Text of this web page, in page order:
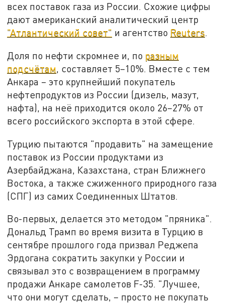
всех поставок газа из России. Схожие цифры
дают американский аналитический центр
"Атлантический совет" и агентство Reuters.
Доля по нефти скромнее и, по разным
подсчётам, составляет 5–10%. Вместе с тем
Анкара – это крупнейший покупатель
нефтепродуктов из России (дизель, мазут,
нафта), на неё приходится около 26–27% от
всего российского экспорта в этой сфере.
Турцию пытаются "продавить" на замещение
поставок из России продуктами из
Азербайджана, Казахстана, стран Ближнего
Востока, а также сжиженного природного газа
(СПГ) из самих Соединенных Штатов.
Во-первых, делается это методом "пряника".
Дональд Трамп во время визита в Турцию в
сентябре прошлого года призвал Реджепа
Эрдогана сократить закупки у России и
связывал это с возвращением в программу
продажи Анкаре самолетов F-35. "Лучшее,
что они могут сделать, – просто не покупать